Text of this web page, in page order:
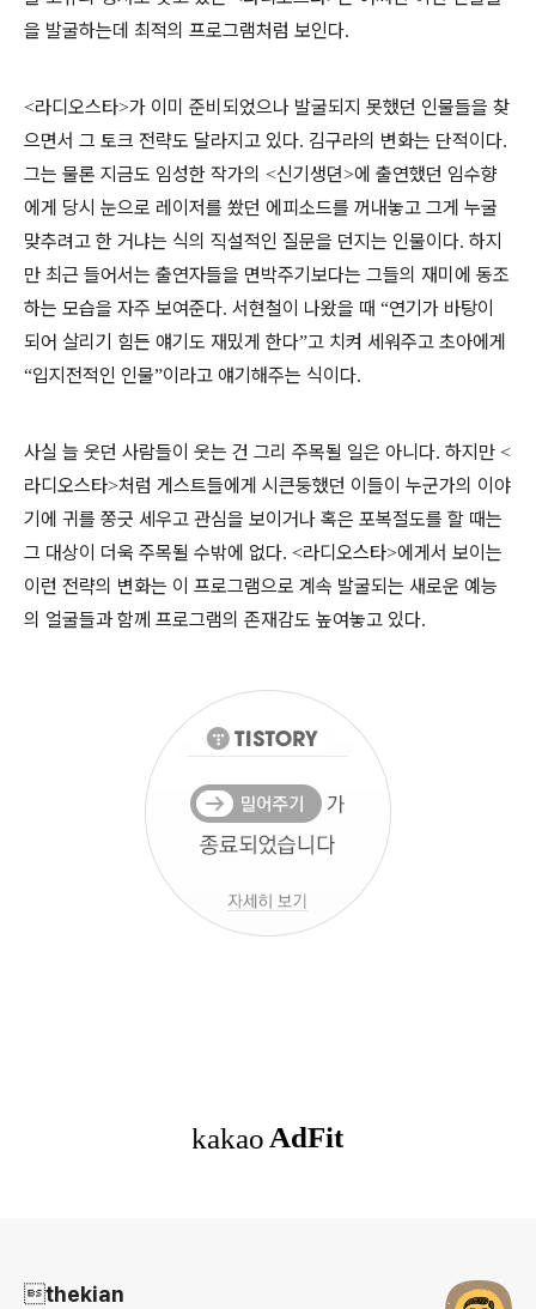
을 발굴하는데 최적의 프로그램처럼 보인다.
<라디오스타>가 이미 준비되었으나 발굴되지 못했던 인물들을 찾
으면서 그 토크 전략도 달라지고 있다. 김구라의 변화는 단적이다.
그는 물론 지금도 임성한 작가의 <신기생뎐>에 출연했던 임수향
에게 당시 눈으로 레이저를 쐈던 에피소드를 꺼내놓고 그게 누굴
맞추려고 한 거냐는 식의 직설적인 질문을 던지는 인물이다. 하지
만 최근 들어서는 출연자들을 면박주기보다는 그들의 재미에 동조
하는 모습을 자주 보여준다. 서현철이 나왔을 때 “연기가 바탕이
되어 살리기 힘든 얘기도 재밌게 한다”고 치켜 세워주고 초아에게
“입지전적인 인물”이라고 얘기해주는 식이다.
사실 늘 웃던 사람들이 웃는 건 그리 주목될 일은 아니다. 하지만 <
라디오스타>처럼 게스트들에게 시큰둥했던 이들이 누군가의 이야
기에 귀를 쫑긋 세우고 관심을 보이거나 혹은 포복절도를 할 때는
그 대상이 더욱 주목될 수밖에 없다. <라디오스타>에게서 보이는
이런 전략의 변화는 이 프로그램으로 계속 발굴되는 새로운 예능
의 얼굴들과 함께 프로그램의 존재감도 높여놓고 있다.
thekian